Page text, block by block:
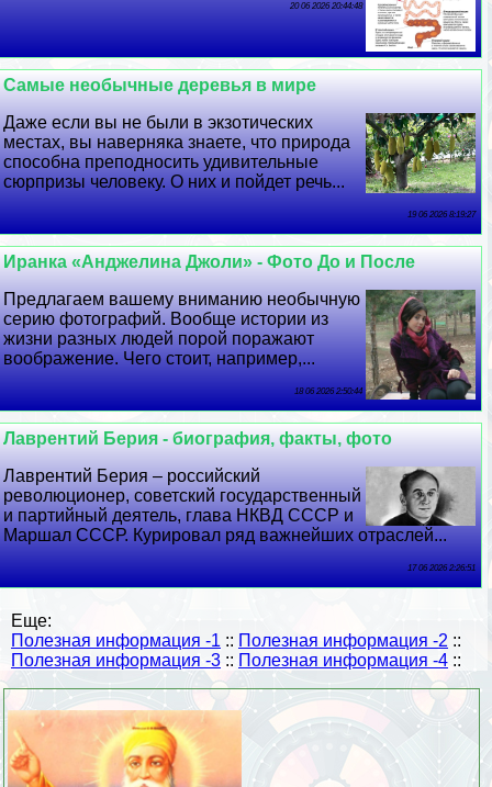
20 06 2026 20:44:48
Самые необычные деревья в мире
Даже если вы не были в экзотических
местах, вы наверняка знаете, что природа
способна преподносить удивительные
сюрпризы человеку. О них и пойдет речь...
19 06 2026 8:19:27
Иранка «Анджелина Джоли» - Фото До и После
Предлагаем вашему вниманию необычную
серию фотографий. Вообще истории из
жизни разных людей порой поражают
воображение. Чего стоит, например,...
18 06 2026 2:50:44
Лаврентий Берия - биография, факты, фото
Лаврентий Берия – российский
революционер, советский государственный
и партийный деятель, глава НКВД СССР и
Маршал СССР. Курировал ряд важнейших отраслей...
17 06 2026 2:26:51
Еще:
Полезная информация -1 :: Полезная информация -2 ::
Полезная информация -3 :: Полезная информация -4 ::